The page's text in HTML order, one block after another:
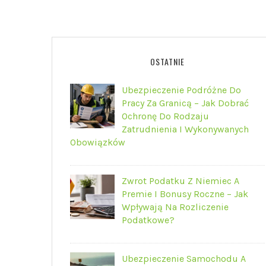
OSTATNIE
Ubezpieczenie Podróżne Do
Pracy Za Granicą – Jak Dobrać
Ochronę Do Rodzaju
Zatrudnienia I Wykonywanych
Obowiązków
Zwrot Podatku Z Niemiec A
Premie I Bonusy Roczne – Jak
Wpływają Na Rozliczenie
Podatkowe?
Ubezpieczenie Samochodu A